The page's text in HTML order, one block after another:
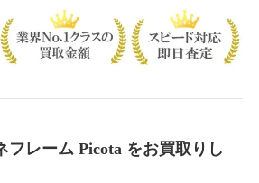
フレーム Picota をお買取りし